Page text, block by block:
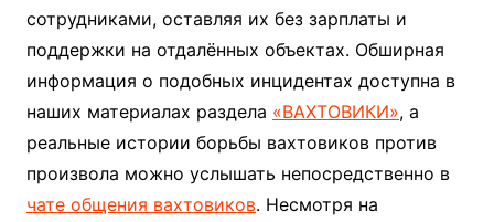
сотрудниками, оставляя их без зарплаты и
поддержки на отдалённых объектах. Обширная
информация о подобных инцидентах доступна в
наших материалах раздела «ВАХТОВИКИ», а
реальные истории борьбы вахтовиков против
произвола можно услышать непосредственно в
чате общения вахтовиков. Несмотря на